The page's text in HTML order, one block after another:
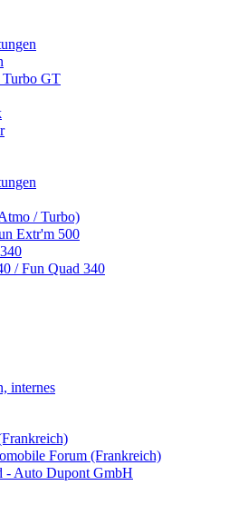
GT
/ Turbo)
Extr'm 500
/ Fun Quad 340
internes
Forum (Frankreich)
- Auto Dupont GmbH